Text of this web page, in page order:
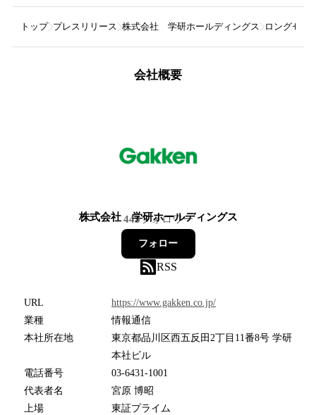
トップ プレスリリース 株式会社 学研ホールディングス ロングセラ
会社概要
株式会社 学研ホールディングス
445フォロワー
フォロー
RSS
URL
https://www.gakken.co.jp/
業種
情報通信
本社所在地
東京都品川区西五反田2丁目11番8号 学研
本社ビル
電話番号
03-6431-1001
代表者名
宮原 博昭
上場
東証プライム